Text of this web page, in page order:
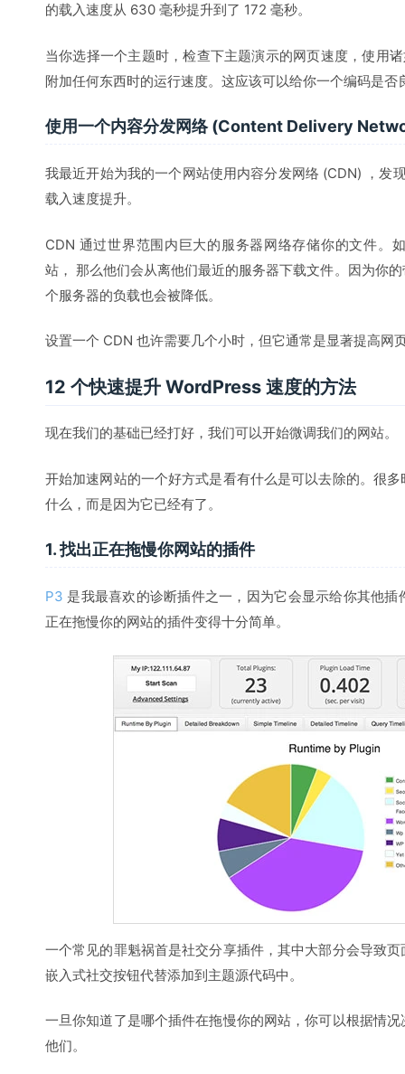
的载入速度从 630 毫秒提升到了 172 毫秒。
当你选择一个主题时，检查下主题演示的网页速度，使用
附加任何东西时的运行速度。这应该可以给你一个编码是否
使用一个内容分发网络 (Content Delivery
我最近开始为我的一个网站使用内容分发网络 (CDN) ，发
载入速度提升。
CDN 通过世界范围内巨大的服务器网络存储你的文件。
站， 那么他们会从离他们最近的服务器下载文件。因为你
个服务器的负载也会被降低。
设置一个 CDN 也许需要几个小时，但它通常是显著提高网
12 个快速提升 WordPress 速度的方法
现在我们的基础已经打好，我们可以开始微调我们的网站。
开始加速网站的一个好方式是看有什么是可以去除的。很
什么，而是因为它已经有了。
1. 找出正在拖慢你网站的插件
P3 是我最喜欢的诊断插件之一，因为它会显示给你其他
正在拖慢你的网站的插件变得十分简单。
一个常见的罪魁祸首是社交分享插件，其中大部分会导致
嵌入式社交按钮代替添加到主题源代码中。
一旦你知道了是哪个插件在拖慢你的网站，你可以根据情
他们。